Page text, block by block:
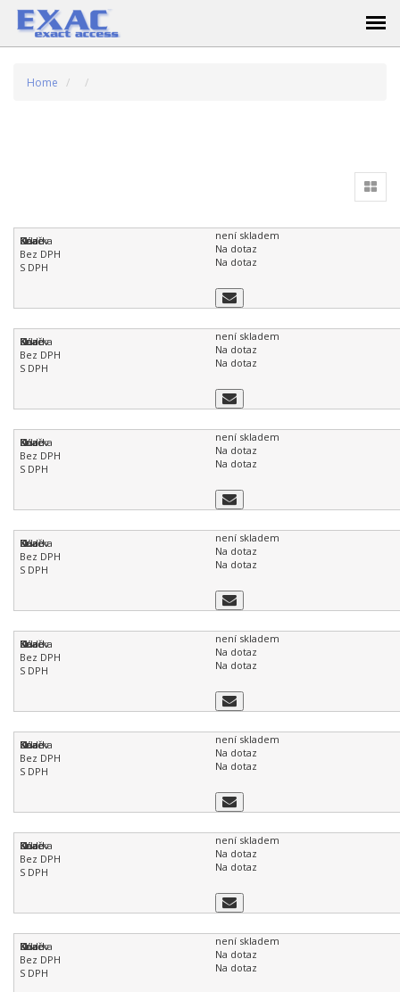
Home
není skladem
Na dotaz
Na dotaz
není skladem
Na dotaz
Na dotaz
není skladem
Na dotaz
Na dotaz
není skladem
Na dotaz
Na dotaz
není skladem
Na dotaz
Na dotaz
není skladem
Na dotaz
Na dotaz
není skladem
Na dotaz
Na dotaz
není skladem
Na dotaz
Na dotaz